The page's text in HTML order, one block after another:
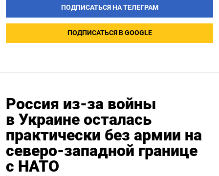
ПОДПИСАТЬСЯ НА ТЕЛЕГРАМ
ПОДПИСАТЬСЯ В GOOGLE
Россия из-за войны
в Украине осталась
практически без армии на
северо-западной границе
с НАТО